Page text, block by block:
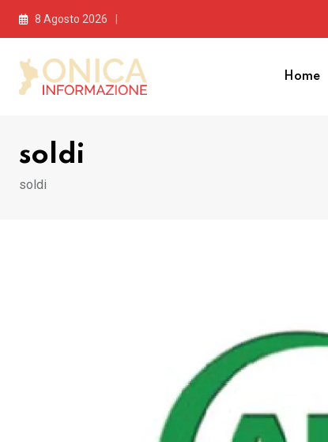
Skip
8 Agosto 2026
Home
soldi
soldi